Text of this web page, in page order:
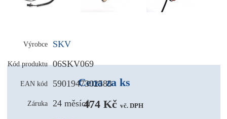
Výrobce SKV
Kód produktu 06SKV069
EAN kód 5901947302583
Záruka 24 měsíců
Cena za ks
474 Kč vč. DPH